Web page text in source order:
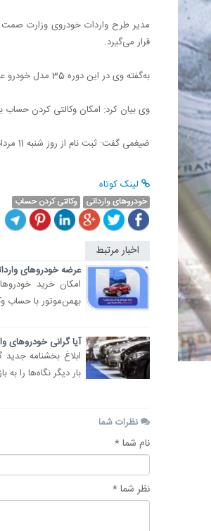
قرار می‌گیرد.
به‌گفته وی در این دوره 35 مدل خودرو عرضه می‌شود.
وی بیان کرد: امکان وکالتی کردن حساب برای متقاضیان
ضیغمی گفت: ثبت نام از روز شنبه 11 مرداد آغاز می‌شود و تا روز چهارشنبه 15 خرداد ادامه دارد.
لینک کوتاه
خودروهای وارداتی وکالتی کردن حساب
اخبار مرتبط
عرضه خودروهای
​امکان خرید
بهمن‌موتور با حساب
آیا گرانی خودروهای
ابلاغ بخشنامه جدید
بار دیگر نگاه‌ها را به
نظرات شما
نام شما *
نظر شما *